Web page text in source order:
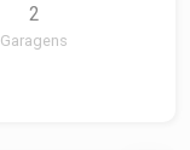
2
Garagens